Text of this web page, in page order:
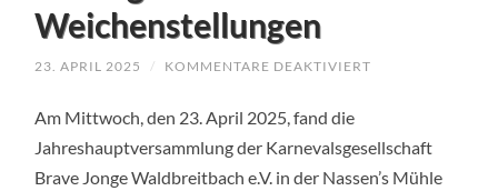
Weichenstellungen
23. APRIL 2025 / KOMMENTARE DEAKTIVIERT
BRAVE
MIT
Am Mittwoch, den 23. April 2025, fand die
Jahreshauptversammlung der Karnevalsgesellschaft
Brave Jonge Waldbreitbach e.V. in der Nassen’s Mühle